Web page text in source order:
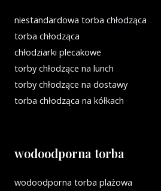
niestandardowa torba chłodząca
torba chłodząca
chłodziarki plecakowe
torby chłodzące na lunch
torby chłodzące na dostawy
torba chłodząca na kółkach
wodoodporna torba
wodoodporna torba plażowa